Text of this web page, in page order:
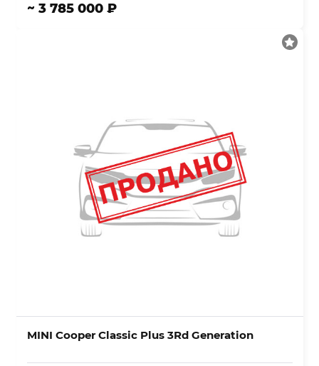
~ 3 785 000 ₽
MINI Cooper Classic Plus 3Rd Generation